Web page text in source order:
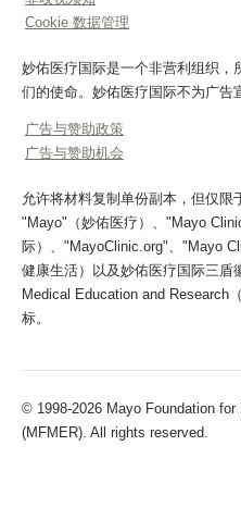
Cookie 数据管理
妙佑医疗国际是一个非营利组织，
们的使命。妙佑医疗国际不为广告
广告与赞助政策
广告与赞助机会
允许将材料复制单份副本，但仅限
"Mayo"（妙佑医疗）、"Mayo
际）、"MayoClinic.org"、"Mayo
健康生活）以及妙佑医疗国际三盾
Medical Education and Research
标。
© 1998-2026 Mayo Foundation
(MFMER). All rights reserved.